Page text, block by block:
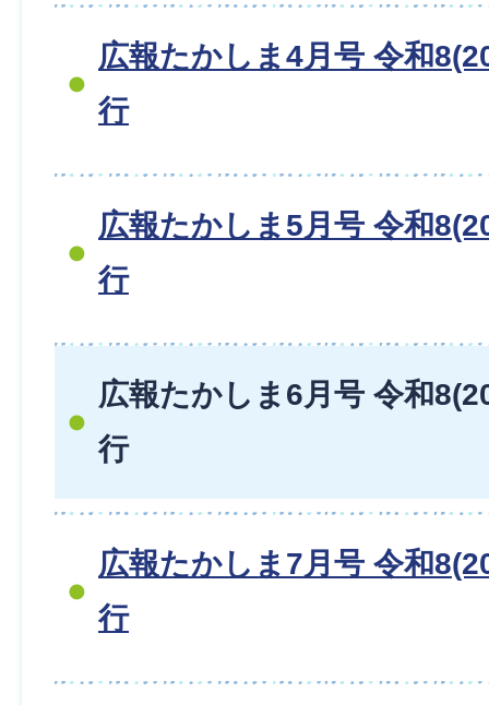
広報たかしま4月号 令和
行
広報たかしま5月号 令和
行
広報たかしま6月号 令和
行
広報たかしま7月号 令和
行